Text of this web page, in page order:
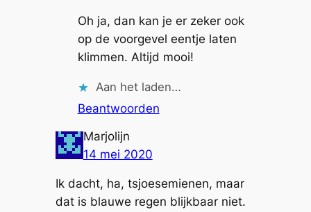
Oh ja, dan kan je er zeker ook
op de voorgevel eentje laten
klimmen. Altijd mooi!
Aan het laden…
Beantwoorden
Marjolijn
14 mei 2020
Ik dacht, ha, tsjoesemienen, maar
dat is blauwe regen blijkbaar niet.